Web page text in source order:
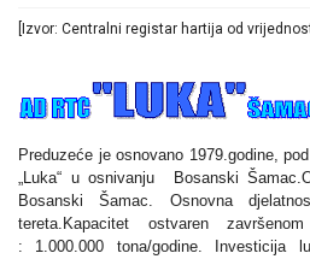
[Izvor: Centralni registar hartija od
Preduzeće je osnovano 1979.godine,
„Luka“ u osnivanju
Bosanski
Bosanski Šamac. Osnovna
tereta.Kapacitet ostvaren
: 1.000.000 tona/godine.